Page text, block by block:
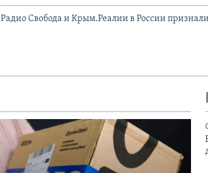
Радио Свобода и Крым.Реалии в России